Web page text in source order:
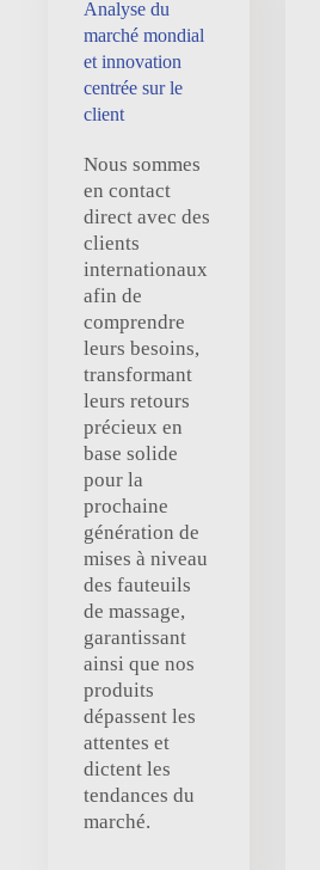
Analyse du
marché mondial
et innovation
centrée sur le
client
Nous sommes
en contact
direct avec des
clients
internationaux
afin de
comprendre
leurs besoins,
transformant
leurs retours
précieux en
base solide
pour la
prochaine
génération de
mises à niveau
des fauteuils
de massage,
garantissant
ainsi que nos
produits
dépassent les
attentes et
dictent les
tendances du
marché.